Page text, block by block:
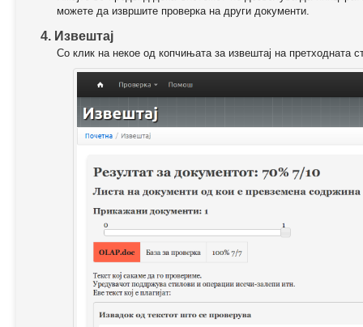
можете да извршите проверка на други документи.
4. Извештај
Со клик на некое од копчињата за извештај на претходната